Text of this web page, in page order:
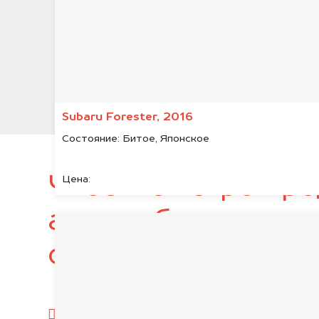
Subaru Forester, 2016
Состояние: Битое, Японское
Цена:
Чтобы быстро
автомобиль,
следующие